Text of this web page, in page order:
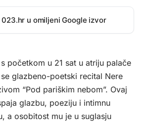
u omiljeni Google izvor
početkom u 21 sat u atriju palače
glazbeno-poetski recital Nere
“Pod pariškim nebom”. Ovaj
glazbu, poeziju i intimnu
a osobitost mu je u suglasju